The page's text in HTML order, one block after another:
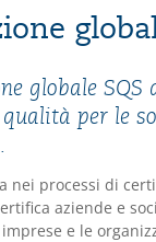
globale SQS
per le
nei processi di
aziende e
e le